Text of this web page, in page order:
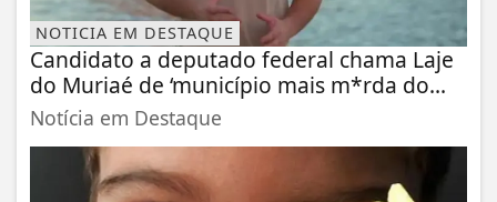
NOTICIA EM DESTAQUE
Candidato a deputado federal chama Laje
do Muriaé de ‘município mais m*rda do...
Notícia em Destaque